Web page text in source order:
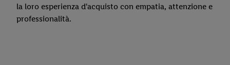
la loro esperienza d'acquisto con empatia, attenzione e
professionalità.